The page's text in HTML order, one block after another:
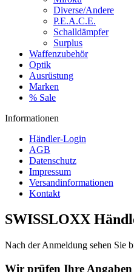
Diverse/Andere
P.E.A.C.E.
Schalldämpfer
Surplus
Waffenzubehör
Optik
Ausrüstung
Marken
% Sale
Informationen
Händler-Login
AGB
Datenschutz
Impressum
Versandinformationen
Kontakt
SWISSLOXX
Nach der Anmeldung sehen Sie
Wir prüfen Ihre Angaben